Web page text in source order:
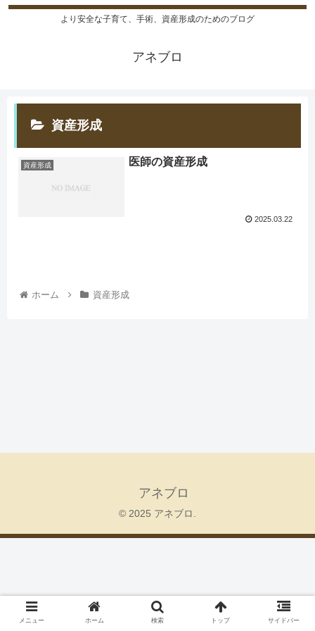
より安全な子育て、手術、資産形成のためのブログ
アネブロ
資産形成
資産形成 医師の資産形成
2025.03.22
ホーム 資産形成
アネブロ
© 2025 アネブロ.
メニュー ホーム 検索 トップ サイドバー